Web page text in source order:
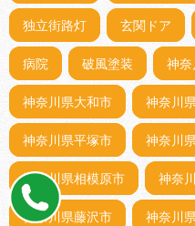
独立街路灯 玄関ドア
病院 破風塗装 神奈
神奈川県大和市 神奈川
神奈川県平塚市 神奈川
神奈川県相模原市 神奈
神奈川県藤沢市 神奈川